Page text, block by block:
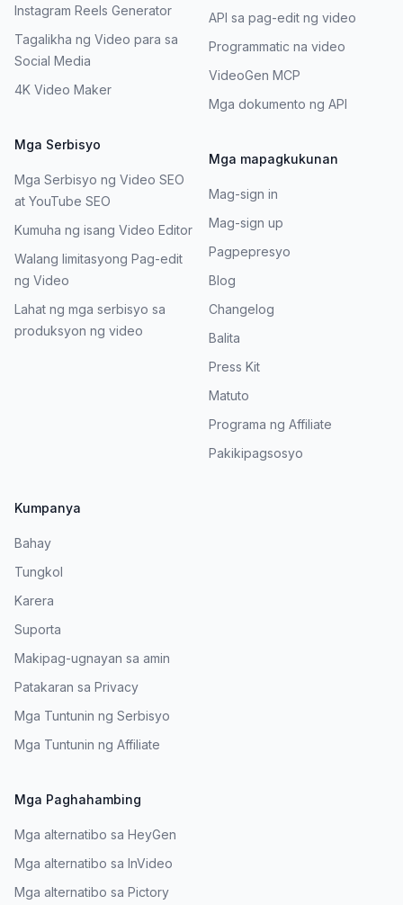
Instagram Reels Generator
Tagalikha ng Video para sa
Social Media
4K Video Maker
Mga Serbisyo
Mga Serbisyo ng Video SEO
at YouTube SEO
Kumuha ng isang Video Editor
Walang limitasyong Pag-edit
ng Video
Lahat ng mga serbisyo sa
produksyon ng video
API sa pag-edit ng video
Programmatic na video
VideoGen MCP
Mga dokumento ng API
Mga mapagkukunan
Mag-sign in
Mag-sign up
Pagpepresyo
Blog
Changelog
Balita
Press Kit
Matuto
Programa ng Affiliate
Pakikipagsosyo
Kumpanya
Bahay
Tungkol
Karera
Suporta
Makipag-ugnayan sa amin
Patakaran sa Privacy
Mga Tuntunin ng Serbisyo
Mga Tuntunin ng Affiliate
Mga Paghahambing
Mga alternatibo sa HeyGen
Mga alternatibo sa InVideo
Mga alternatibo sa Pictory